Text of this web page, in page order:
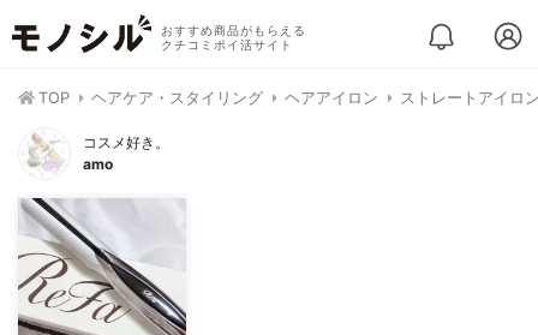
おすすめ商品がもらえる
クチコミポイ活サイト
TOP ヘアケア・スタイリング ヘアアイロン ストレートアイロ
コスメ好き。
amo